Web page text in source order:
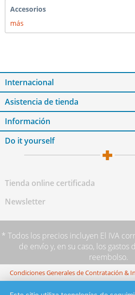
Accesorios
más
Internacional
Asistencia de tienda
Información
Do it yourself
Tienda online certificada
Newsletter
* Todos los precios incluyen El IVA
de envíoy, en su caso, los gastos
reembolso.
Condiciones Generales de Contratación &